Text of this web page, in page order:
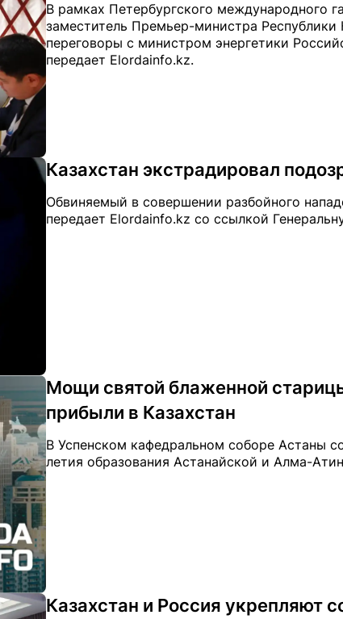
В рамках Петербургского международного
заместитель Премьер-министра Республики
переговоры с министром энергетики
передает Elordainfo.kz.
Казахстан экстрадировал
Обвиняемый в совершении разбойного
передает Elordainfo.kz со ссылкой
Мощи святой блаженной
прибыли в Казахстан
В Успенском кафедральном соборе Астаны
летия образования Астанайской и Алма-
Казахстан и Россия укрепляют